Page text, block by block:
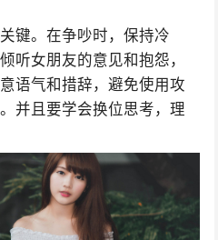
键。在争吵时，保持冷
听女朋友的意见和抱怨，
语气和措辞，避免使用攻
并且要学会换位思考，理